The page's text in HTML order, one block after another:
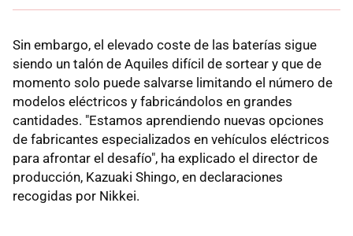
Sin embargo, el elevado coste de las baterías sigue
siendo un talón de Aquiles difícil de sortear y que de
momento solo puede salvarse limitando el número de
modelos eléctricos y fabricándolos en grandes
cantidades. "Estamos aprendiendo nuevas opciones
de fabricantes especializados en vehículos eléctricos
para afrontar el desafío", ha explicado el director de
producción, Kazuaki Shingo, en declaraciones
recogidas por Nikkei.